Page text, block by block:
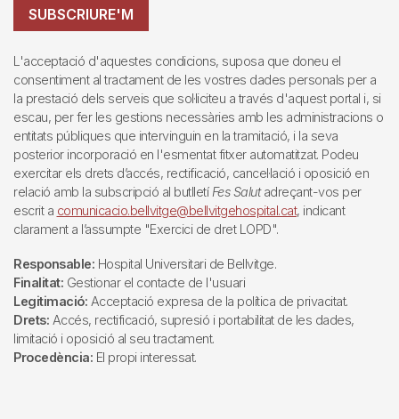
SUBSCRIURE'M
L'acceptació d'aquestes condicions, suposa que doneu el
consentiment al tractament de les vostres dades personals per a
la prestació dels serveis que sol·liciteu a través d'aquest portal i, si
escau, per fer les gestions necessàries amb les administracions o
entitats públiques que intervinguin en la tramitació, i la seva
posterior incorporació en l'esmentat fitxer automatitzat. Podeu
exercitar els drets d’accés, rectificació, cancel·lació i oposició en
relació amb la subscripció al butlletí Fes Salutadreçant-vos per
escrit a comunicacio.bellvitge@bellvitgehospital.cat, indicant
clarament a l’assumpte "Exercici de dret LOPD".
Responsable: Hospital Universitari de Bellvitge.
Finalitat: Gestionar el contacte de l'usuari
Legitimació: Acceptació expresa de la política de privacitat.
Drets: Accés, rectificació, supresió i portabilitat de les dades,
limitació i oposició al seu tractament.
Procedència: El propi interessat.